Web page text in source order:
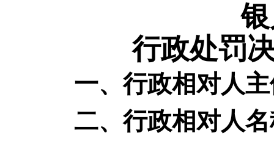
行政处罚
一、行政相对人
二、行政相对人